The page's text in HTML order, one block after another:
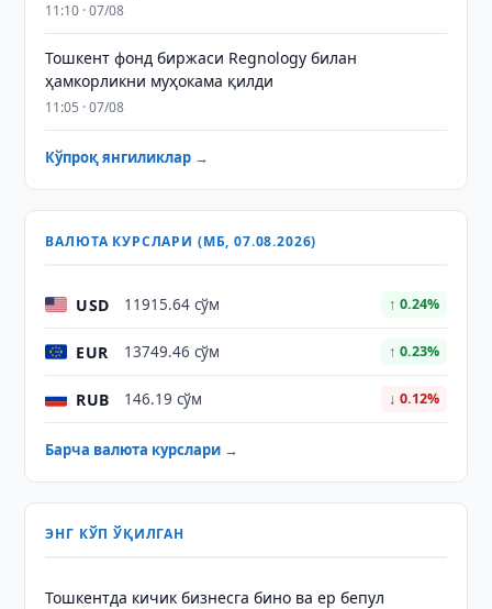
11:10 · 07/08
Тошкент фонд биржаси Regnology билан
ҳамкорликни муҳокама қилди
11:05 · 07/08
Кўпроқ янгиликлар →
ВАЛЮТА КУРСЛАРИ (МБ, 07.08.2026)
USD 11915.64 сўм ↑ 0.24%
EUR 13749.46 сўм ↑ 0.23%
RUB 146.19 сўм ↓ 0.12%
Барча валюта курслари →
ЭНГ КЎП ЎҚИЛГАН
Тошкентда кичик бизнесга бино ва ер бепул